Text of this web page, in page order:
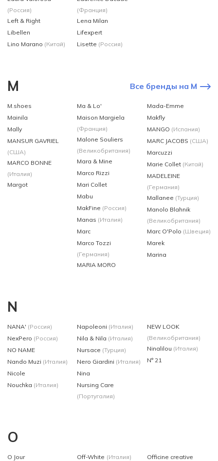
(Россия)
Left & Right
Libellen
Lino Marano (Китай)
(Франция)
Lena Milan
Lifexpert
Lisette (Россия)
M Все бренды на M
M.shoes
Mainila
Mally
MANSUR GAVRIEL
(США)
MARCO BONNE
(Италия)
Margot
Ma & Lo'
Maison Margiela
(Франция)
Malone Souliers
(Великобритания)
Mara & Mine
Marco Rizzi
Mari Collet
Mabu
MakFine (Россия)
Manas (Италия)
Marc
Marco Tozzi
(Германия)
MARIA MORO
Mada-Emme
Makfly
MANGO (Испания)
MARC JACOBS (США)
Marcuzzi
Marie Collet (Китай)
MADELEINE
(Германия)
Mallanee (Турция)
Manolo Blahnik
(Великобритания)
Marc O'Polo (Швеция)
Marek
Marina
N
NANA' (Россия)
NexPero (Россия)
NO NAME
Nando Muzi (Италия)
Nicole
Nouchka (Италия)
Napoleoni (Италия)
Nila & Nila (Италия)
Nursace (Турция)
Nero Giardini (Италия)
Nina
Nursing Care
(Португалия)
NEW LOOK
(Великобритания)
Ninalilou (Италия)
N° 21
O
O Jour
Off-White (Италия)
Officine creative